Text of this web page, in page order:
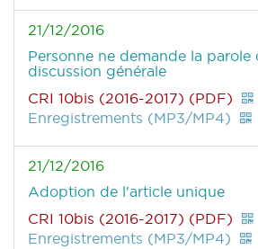
21/12/2016
Personne ne demande la parole
discussion générale
CRI 10bis (2016-2017) (PDF)
Enregistrements (MP3/MP4)
21/12/2016
Adoption de l'article unique
CRI 10bis (2016-2017) (PDF)
Enregistrements (MP3/MP4)